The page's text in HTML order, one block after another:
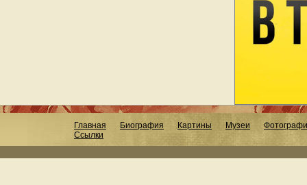
Главная Биография Картины Музеи
Ссылки